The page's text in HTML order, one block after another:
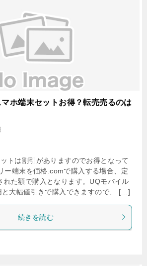
ホ端末セットお得？転売売るのは
トは割引がありますのでお得となって
ー端末を価格.comで購入する場合、定
れた額で購入となります。UQモバイル
と大幅値引きで購入できますので、 […]
続きを読む